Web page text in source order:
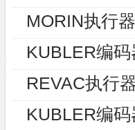
MORIN执行
KUBLER编
REVAC执行
KUBLER编